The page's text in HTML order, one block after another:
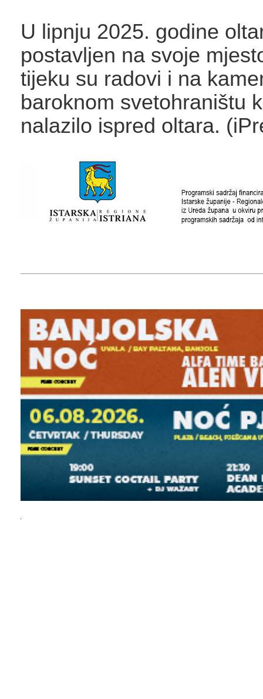
U lipnju 2025. godine
postavljen na svoje
tijeku su radovi i na
baroknom svetohraništu
nalazilo ispred oltara.